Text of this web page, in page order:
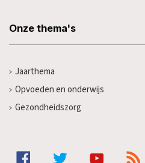
Onze thema's
Jaarthema
Opvoeden en onderwijs
Gezondheidszorg